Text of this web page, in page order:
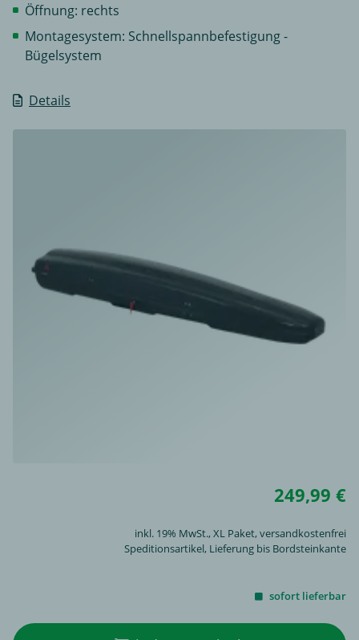
Details
Öffnung: rechts
Montagesystem: Schnellspannbefestigung -
Bügelsystem
249,99 €
inkl. 19% MwSt.,XL Paket, versandkostenfrei
Speditionsartikel, Lieferung bis Bordsteinkante
sofort lieferbar